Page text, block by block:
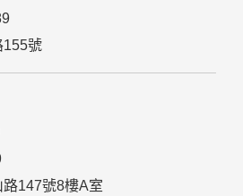
識、聯絡或採取法律行動所必要
、處理或利用您的個人資料時，將對
理之責。
網站會在您的電腦中放置並取用我
受Cookie的寫入，您可在您使用的
等級為高，即可拒絕Cookie的寫
155號
147號8樓A室